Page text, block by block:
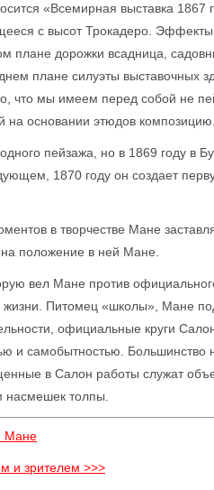
«Всемирная выставка
с высот Трокадеро.
плане дорожки всадница,
плане силуэты выставочных
что мы имеем перед собой не
на основании этюдов композицию.
пейзажа, но в 1869 году в
1870 году он создает
в творчестве Мане
положение в ней Мане.
вел Мане против
жизни. Питомец «школы», Мане
официальные круги
и самобытностью.
в Салон работы служат
толпы.
Мане
и зрителем >>>